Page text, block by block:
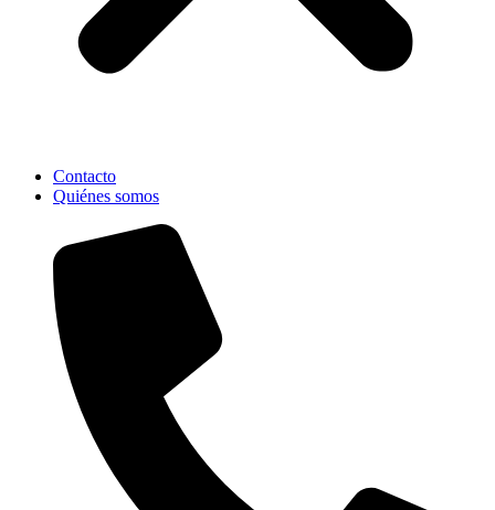
Contacto
Quiénes somos